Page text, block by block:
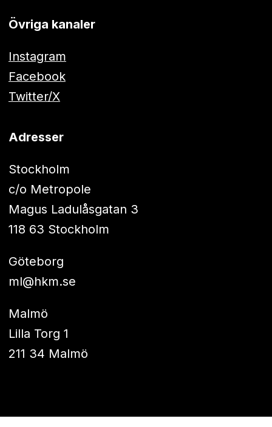
Övriga kanaler
Instagram
Facebook
Twitter/X
Adresser
Stockholm
c/o Metropole
Magus Ladulåsgatan 3
118 63 Stockholm
Göteborg
ml@hkm.se
Malmö
Lilla Torg 1
211 34 Malmö